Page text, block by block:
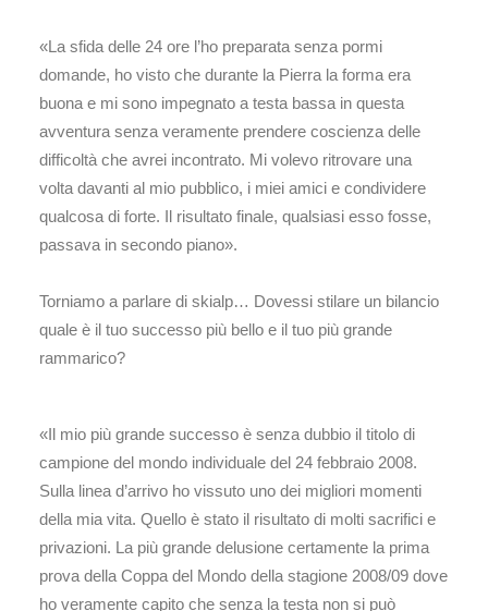
«La sfida delle 24 ore l’ho preparata senza pormi
domande, ho visto che durante la Pierra la forma era
buona e mi sono impegnato a testa bassa in questa
avventura senza veramente prendere coscienza delle
difficoltà che avrei incontrato. Mi volevo ritrovare una
volta davanti al mio pubblico, i miei amici e condividere
qualcosa di forte. Il risultato finale, qualsiasi esso fosse,
passava in secondo piano».
Torniamo a parlare di skialp… Dovessi stilare un bilancio
quale è il tuo successo più bello e il tuo più grande
rammarico?
«Il mio più grande successo è senza dubbio il titolo di
campione del mondo individuale del 24 febbraio 2008.
Sulla linea d’arrivo ho vissuto uno dei migliori momenti
della mia vita. Quello è stato il risultato di molti sacrifici e
privazioni. La più grande delusione certamente la prima
prova della Coppa del Mondo della stagione 2008/09 dove
ho veramente capito che senza la testa non si può